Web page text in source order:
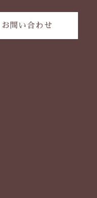
お問い合わせ